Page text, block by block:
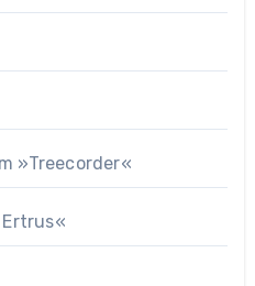
»Treecorder«
Ertrus«